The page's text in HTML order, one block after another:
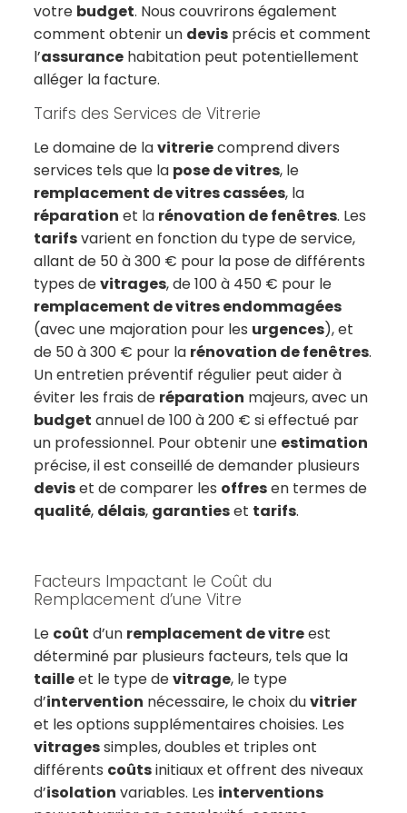
votre budget. Nous couvrirons également
comment obtenir un devisprécis et comment
l’assurancehabitation peut potentiellement
alléger la facture.
Tarifs des Services de Vitrerie
Le domaine de lavitreriecomprend divers
services tels que la pose de vitres, le
remplacement de vitres cassées, la
réparation et la rénovation de fenêtres. Les
tarifsvarient en fonction du type de service,
allant de 50 à 300 € pour la pose de différents
types devitrages, de 100 à 450 € pour le
remplacement de vitres endommagées
(avec une majoration pour les urgences), et
de 50 à 300 € pour la rénovation de fenêtres.
Un entretien préventif régulier peut aider à
éviter les frais de réparation majeurs, avec un
budget annuel de 100 à 200 € si effectué par
un professionnel. Pour obtenir une estimation
précise, il est conseillé de demander plusieurs
deviset de comparer les offresen termes de
qualité, délais, garantieset tarifs.
Facteurs Impactant le Coût du
Remplacement d’une Vitre
Le coût d’un remplacement de vitreest
déterminé par plusieurs facteurs, tels que la
tailleet le type devitrage, le type
d’intervention nécessaire, le choix duvitrier
et les options supplémentaires choisies. Les
vitragessimples, doubles et triples ont
différents coûtsinitiaux et offrent des niveaux
d’isolation variables. Les interventions